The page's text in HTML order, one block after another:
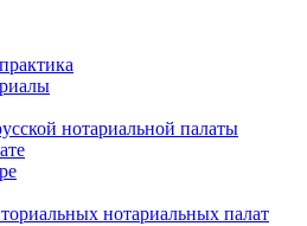
нотариальной палаты
нотариальных палат